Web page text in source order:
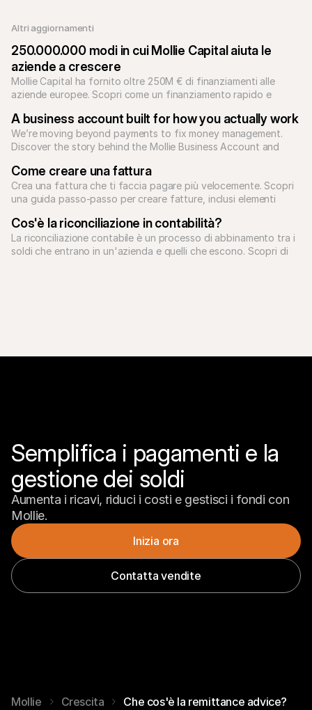
Altri aggiornamenti
250.000.000 modi in cui Mollie Capital aiuta le
aziende a crescere
Mollie Capital ha fornito oltre 250M € di finanziamenti alle
aziende europee. Scopri come un finanziamento rapido e
A business account built for how you actually work
We’re moving beyond payments to fix money management.
Discover the story behind the Mollie Business Account and
businesses.
Come creare una fattura
Crea una fattura che ti faccia pagare più velocemente. Scopri
una guida passo-passo per creare fatture, inclusi elementi
Cos'è la riconciliazione in contabilità?
La riconciliazione contabile è un processo di abbinamento tra i
soldi che entrano in un'azienda e quelli che escono. Scopri di
Semplifica i pagamenti e la
gestione dei soldi
Aumenta i ricavi, riduci i costi e gestisci i fondi con
Mollie.
Inizia ora
Contatta vendite
Mollie Crescita Che cos'è la remittance advice?